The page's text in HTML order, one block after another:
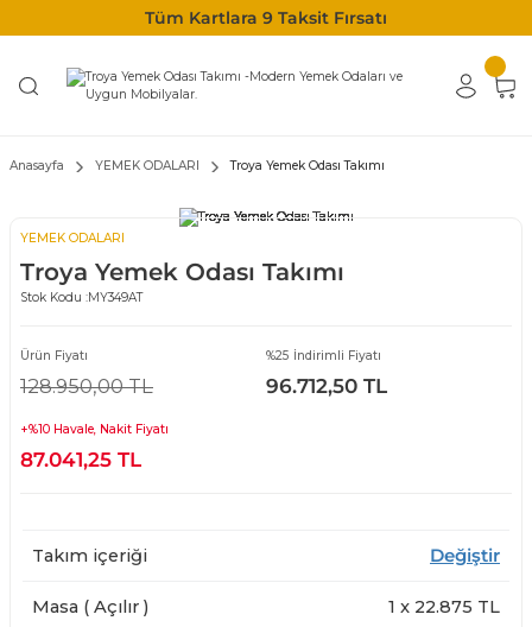
Tüm Kartlara 9 Taksit Fırsatı
Anasayfa YEMEK ODALARI Troya Yemek Odası Takımı
YEMEK ODALARI
Troya Yemek Odası Takımı
Stok Kodu :MY349AT
Ürün Fiyatı
128.950,00 TL
%25 İndirimli Fiyatı
96.712,50 TL
+%10 Havale, Nakit Fiyatı
87.041,25 TL
Takım içeriği Değiştir
Masa ( Açılır ) 1 x 22.875 TL